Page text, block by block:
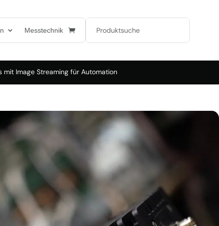
Messtechnik
mit Image Streaming für Automation